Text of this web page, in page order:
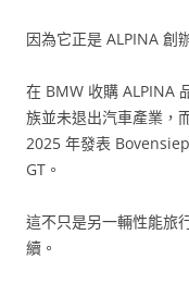
因為它正是 ALPINA 創
在 BMW 收購 ALPINA
族並未退出汽車產業，
2025 年發表
GT。
這不只是另一輛性能旅
續。